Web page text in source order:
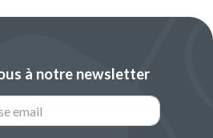
à notre newsletter